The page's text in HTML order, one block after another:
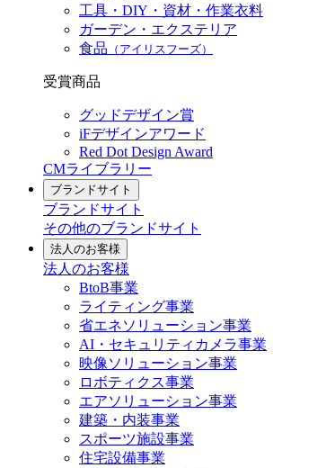
工具・DIY・資材・作業衣料
ガーデン・エクステリア
食品 （アイリスフーズ）
受賞商品
グッドデザイン賞
iFデザインアワード
Red Dot Design Award
CMライブラリー
ブランドサイト
ブランドサイト
その他のブランドサイト
法人のお客様
法人のお客様
BtoB事業
ライティング事業
省エネソリューション事業
AI・セキュリティカメラ事業
映像ソリューション事業
ロボティクス事業
エアソリューション事業
建築・内装事業
スポーツ施設事業
住宅設備事業